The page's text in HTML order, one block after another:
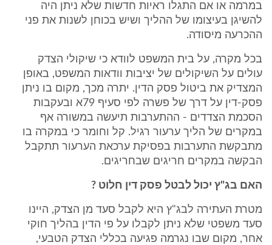
במרמה או אם התגלו ראיות חדשות שלא ניתן היה
להשיגן בעיצומו של ההליך ושיש בכוחן לשנות את פני
ההכרעה מיסודה.
בכל מקרה, על בית המשפט לוודא כי שיקולי הצדק
עולים על השיקולים של יציבות וודאות המשפט, באופן
המצדיק את ביטול פסק הדין. יתרה מכך, מקום בו ניתן
פסק-דין על דרך של פשרה לפי סעיף 79א ובעקבות
הסכמת הצדדים - ההתערבות תיעשה במשורה אף
במקרים של הליך ערעור רגיל. קל וחומר כי במקרה בו
מתבקשת התערבות בפסיקת ערכאת הערעור תתקבל
הבקשה במקרים חריגים שבחריגים.
האם בג"ץ יכול לבטל פסק דין חלוט ?
מטרת העתירה לבג"ץ היא לקבל סעד מן הצדק, היינו
סעד משפטי שלא ניתן לקבלו על פי הדין בהליך חוקי
אחר, מקום שבו נגרמה פגיעה בכללי הצדק הטבעי,